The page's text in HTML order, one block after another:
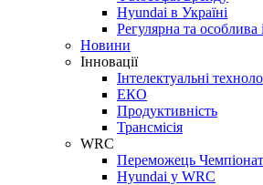
Hyundai в Україні
Регулярна та особлива
Новини
Інновації
Інтелектуальні
ЕКО
Продуктивність
Трансмісія
WRC
Переможець
Hyundai у WRC